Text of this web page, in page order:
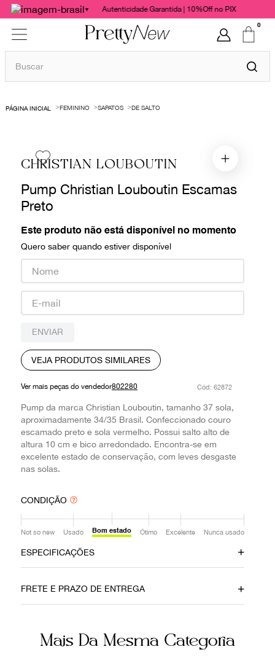
Autenticidade Garantida | 10%Off no PIX
0
Buscar
FEMININO SAPATOS DE SALTO
CHRISTIAN LOUBOUTIN
Pump Christian Louboutin Escamas
Preto
Este produto não está disponível no momento
Quero saber quando estiver disponível
ENVIAR
VEJA PRODUTOS SIMILARES
Ver mais peças do vendedor802280 : 62872
Pump da marca Christian Louboutin, tamanho 37 sola,
aproximadamente 34/35 Brasil. Confeccionado couro
escamado preto e sola vermelho. Possui salto alto de
altura 10 cm e bico arredondado. Encontra-se em
excelente estado de conservação, com leves desgaste
nas solas.
CONDIÇÃO
Not so new Usado Bom estado Ótimo Excelente Nunca usado
ESPECIFICAÇÕES
21122020 Couro
Preto 802280
FRETE E PRAZO DE ENTREGA
Mais Da Mesma Categoria
1º
bolsas
chanel
gucci
paula raia
burberry
prada
louis vuitton